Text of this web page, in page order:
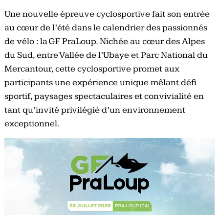
Une nouvelle épreuve cyclosportive fait son entrée
au cœur de l’été dans le calendrier des passionnés
de vélo : la GF PraLoup. Nichée au cœur des Alpes
du Sud, entre Vallée de l’Ubaye et Parc National du
Mercantour, cette cyclosportive promet aux
participants une expérience unique mêlant déﬁ
sportif, paysages spectaculaires et convivialité en
tant qu’invité privilégié d’un environnement
exceptionnel.